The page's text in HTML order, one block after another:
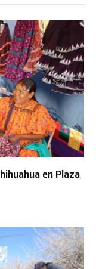
en Plaza